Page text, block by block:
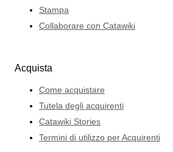
Stampa
Collaborare con Catawiki
Acquista
Come acquistare
Tutela degli acquirenti
Catawiki Stories
Termini di utilizzo per Acquirenti